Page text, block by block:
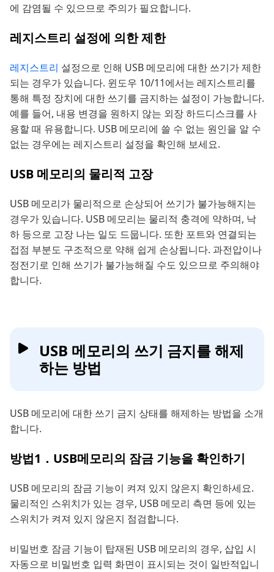
에 감염될 수 있으므로 주의가 필요합니다.
레지스트리 설정에 의한 제한
레지스트리 설정으로 인해 USB 메모리에 대한 쓰기가 제한
되는 경우가 있습니다. 윈도우 10/11에서는 레지스트리를
통해 특정 장치에 대한 쓰기를 금지하는 설정이 가능합니다.
예를 들어, 내용 변경을 원하지 않는 외장 하드디스크를 사
용할 때 유용합니다. USB 메모리에 쓸 수 없는 원인을 알 수
없는 경우에는 레지스트리 설정을 확인해 보세요.
USB 메모리의 물리적 고장
USB 메모리가 물리적으로 손상되어 쓰기가 불가능해지는
경우가 있습니다. USB 메모리는 물리적 충격에 약하며, 낙
하 등으로 고장 나는 일도 드뭅니다. 또한 포트와 연결되는
접점 부분도 구조적으로 약해 쉽게 손상됩니다. 과전압이나
정전기로 인해 쓰기가 불가능해질 수도 있으므로 주의해야
합니다.
USB 메모리의 쓰기 금지를 해제
하는 방법
USB 메모리에 대한 쓰기 금지 상태를 해제하는 방법을 소개
합니다.
방법1．USB메모리의 잠금 기능을 확인하기
USB 메모리의 잠금 기능이 켜져 있지 않은지 확인하세요.
물리적인 스위치가 있는 경우, USB 메모리 측면 등에 있는
스위치가 켜져 있지 않은지 점검합니다.
비밀번호 잠금 기능이 탑재된 USB 메모리의 경우, 삽입 시
자동으로 비밀번호 입력 화면이 표시되는 것이 일반적입니